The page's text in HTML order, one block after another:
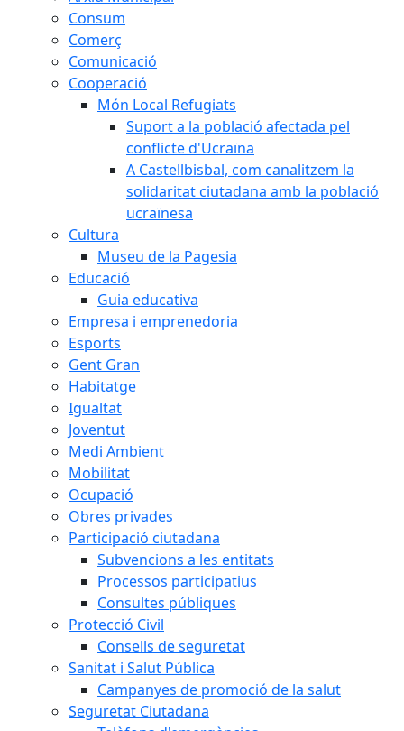
Consum
Comerç
Comunicació
Cooperació
Món Local Refugiats
Suport a la població afectada pel
conflicte d'Ucraïna
A Castellbisbal, com canalitzem la
solidaritat ciutadana amb la població
ucraïnesa
Cultura
Museu de la Pagesia
Educació
Guia educativa
Empresa i emprenedoria
Esports
Gent Gran
Habitatge
Igualtat
Joventut
Medi Ambient
Mobilitat
Ocupació
Obres privades
Participació ciutadana
Subvencions a les entitats
Processos participatius
Consultes públiques
Protecció Civil
Consells de seguretat
Sanitat i Salut Pública
Campanyes de promoció de la salut
Seguretat Ciutadana